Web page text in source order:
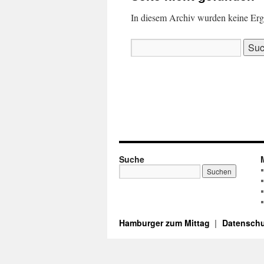
In diesem Archiv wurden keine
nach:
Suche
Hamburger zum Mittag